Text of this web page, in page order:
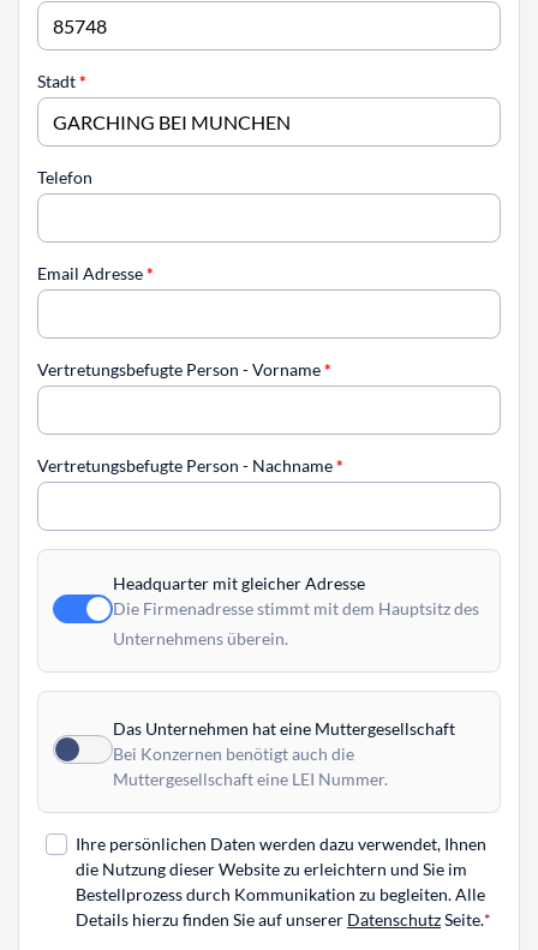
Stadt*
Telefon
Email Adresse*
Vertretungsbefugte Person - Vorname*
Vertretungsbefugte Person - Nachname*
Headquarter mit gleicher Adresse
Die Firmenadresse stimmt mit dem Hauptsitz des
Unternehmens überein.
Das Unternehmen hat eine Muttergesellschaft
Bei Konzernen benötigt auch die
Muttergesellschaft eine LEI Nummer.
Ihre persönlichen Daten werden dazu verwendet, Ihnen
die Nutzung dieser Website zu erleichtern und Sie im
Bestellprozess durch Kommunikation zu begleiten. Alle
Details hierzu finden Sie auf unserer DatenschutzSeite.